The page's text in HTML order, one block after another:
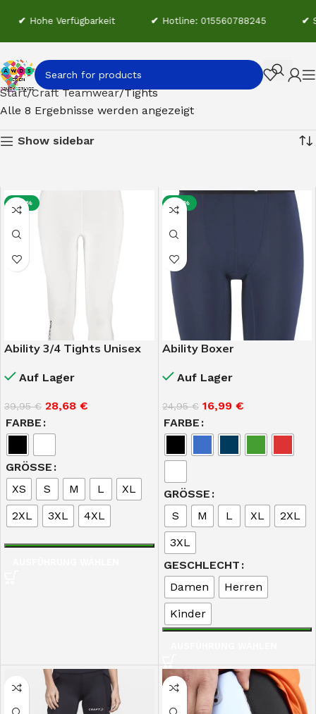
Hohe Verfügbarkeit Hotline: 015560788245
Start Craft Teamwear Tights
Alle 8 Ergebnisse werden angezeigt
Show sidebar
-28%
Ability 3/4 Tights Unisex
Auf Lager
39,95€ 28,68 €
FARBE
GRÖSSE
XS
S M L
XL
2XL
3XL 4XL
-32%
Ability Boxer
Auf Lager
24,95€ 16,99 €
FARBE
GRÖSSE
S
M L XL
2XL
3XL
GESCHLECHT
Damen
Herren
Kinder